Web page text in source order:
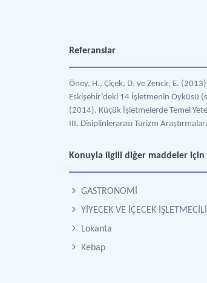
Referanslar
Öney, H., Çiçek, D. ve Zencir, E.
Eskişehir’deki 14 İşletmenin Öyküsü
(2014). Küçük İşletmelerde Temel
III. Disiplinlerarası Turizm
Konuyla ilgili diğer maddeler için
GASTRONOMİ
YİYECEK VE İÇECEK
Lokanta
Kebap